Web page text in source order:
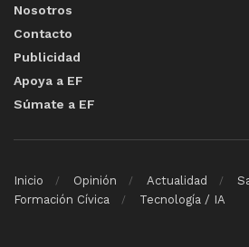
Nosotros
Contacto
Publicidad
Apoya a EF
Súmate a EF
Inicio Opinión Actualidad
Formación Cívica
Tecnología / IA